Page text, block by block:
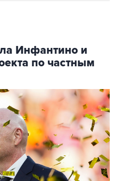
Инфантино и
по частным